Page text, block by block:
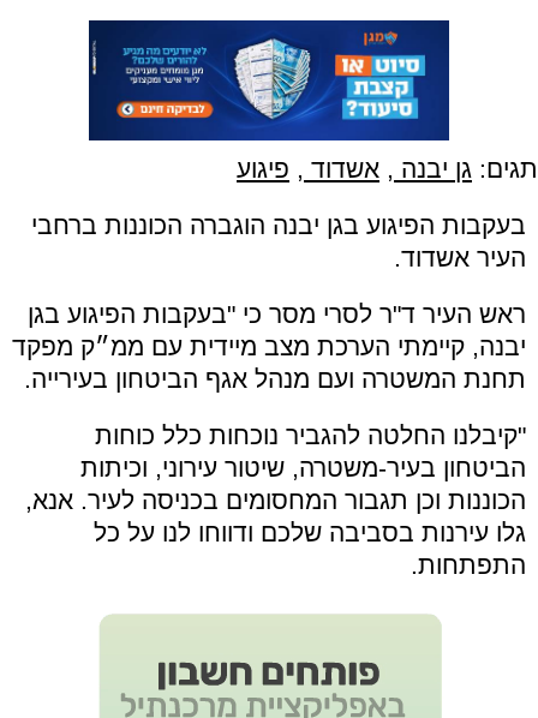
תגים: גן יבנה , אשדוד , פיגוע
בעקבות הפיגוע בגן יבנה הוגברה הכוננות ברחבי
העיר אשדוד.
ראש העיר ד"ר לסרי מסר כי "בעקבות הפיגוע בגן
יבנה, קיימתי הערכת מצב מיידית עם ממ״ק מפקד
תחנת המשטרה ועם מנהל אגף הביטחון בעירייה.
"קיבלנו החלטה להגביר נוכחות כלל כוחות
הביטחון בעיר-משטרה, שיטור עירוני, וכיתות
הכוננות וכן תגבור המחסומים בכניסה לעיר. אנא,
גלו עירנות בסביבה שלכם ודווחו לנו על כל
התפתחות.